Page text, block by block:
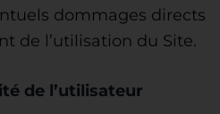
dommages directs
de l’utilisation du Site.
de l’utilisateur